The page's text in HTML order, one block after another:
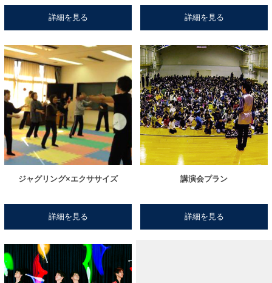
詳細を見る 詳細を見る
ジャグリング×エクササイズ
詳細を見る
講演会プラン
詳細を見る